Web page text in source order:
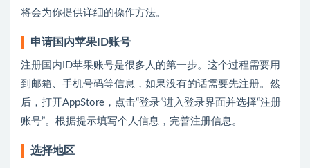
将会为你提供详细的操作方法。
申请国内苹果ID账号
注册国内ID苹果账号是很多人的第一步。这个过程需要用
到邮箱、手机号码等信息，如果没有的话需要先注册。然
后，打开AppStore，点击“登录”进入登录界面并选择“注册
账号”。根据提示填写个人信息，完善注册信息。
选择地区